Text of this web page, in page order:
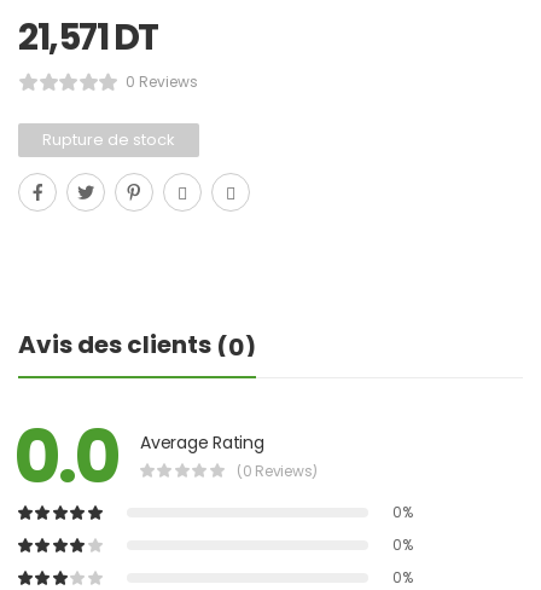
21,571DT
0 Reviews
Rupture de stock
Avis des clients (0)
0.0 Average Rating
(0 Reviews)
0%
0%
0%